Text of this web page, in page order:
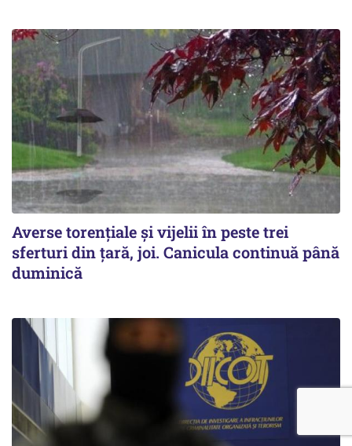
Averse torențiale și vijelii în peste trei
sferturi din țară, joi. Canicula continuă până
duminică